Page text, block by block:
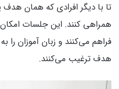
تا با دیگر افرادی که همان هدف
همراهی کنند. این جلسات امکان
فراهم می‌کنند و زبان آموزان را
هدف ترغیب می‌کنند.